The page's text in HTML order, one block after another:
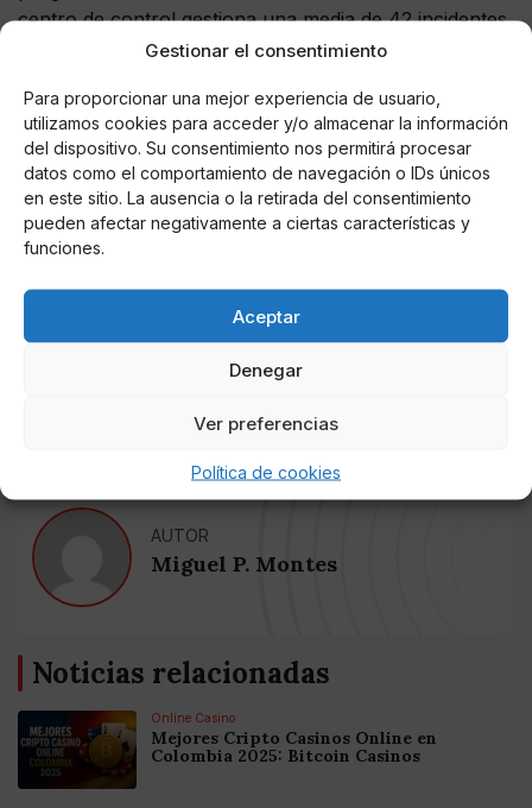
Gestionar el consentimiento
Para proporcionar una mejor experiencia de usuario,
utilizamos cookies para acceder y/o almacenar la información
del dispositivo. Su consentimiento nos permitirá procesar
datos como el comportamiento de navegación o IDs únicos
en este sitio. La ausencia o la retirada del consentimiento
pueden afectar negativamente a ciertas características y
funciones.
Aceptar
Denegar
Ver preferencias
Política de cookies
centro de control gestiona una media de 42 incidentes
al día en la red.
Garrido ha informado de que hoy la red de transporte
público de la Comunidad ha recuperado la normalidad,
una vez que la EMT ha restablecido su servicio
habitual. Metro de Madrid funciona sin incidencias con
toda la tabla de trenes y empieza a registrar unos
niveles de demanda que se van aproximando a los
entre las 6 y las 8 de la mañana, han utilizado el
suburbano madrileño casi 121 viajeros, lo que supone
prácticamente la única alternativa de transporte
público en la región.
AUTOR
Miguel P. Montes
Noticias relacionadas
Online Casino
Mejores Cripto Casinos Online en
Colombia 2025: Bitcoin Casinos